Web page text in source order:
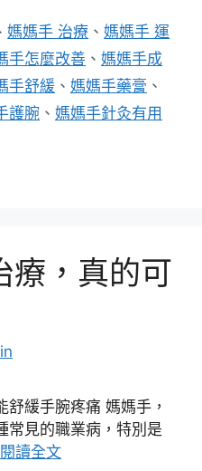
媽媽手 治療 、媽媽手 運
手怎麼改善 、 媽媽手成
手舒緩 、 媽媽手藥膏 、
護腕 、 媽媽手針灸有用
療，真的可
緩手腕疼痛 媽媽手，
常見的職業病，特別是
閱讀全文